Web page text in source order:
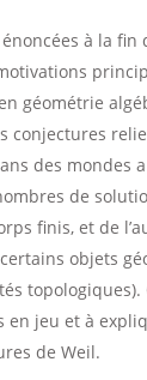
à la fin
géométrie
conjectures
des mondes
de
finis, et de
objets
topologiques).
en jeu et à
de Weil.